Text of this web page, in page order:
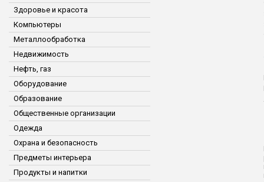
Здоровье и красота
Компьютеры
Металлообработка
Недвижимость
Нефть, газ
Оборудование
Образование
Общественные организации
Одежда
Охрана и безопасность
Предметы интерьера
Продукты и напитки